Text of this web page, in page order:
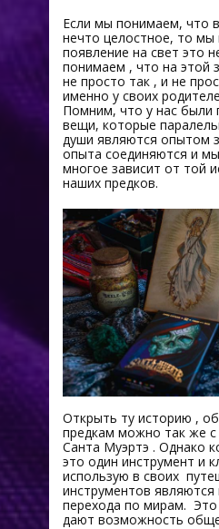
Если мы понимаем, что
нечто целостное, то
появление на свет это
понимаем , что на этой
не просто так , и не
именно у своих
Помним, что у нас были
вещи, которые
души являются опытом
опыта соединяются и
многое зависит от той
наших предков.
Открыть ту историю ,
предкам можно так же
Санта Муэртэ . Однако
это один инструмент и
использую в своих
инструментов являются
перехода по мирам.
дают возможность